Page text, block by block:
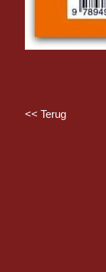
<< Terug